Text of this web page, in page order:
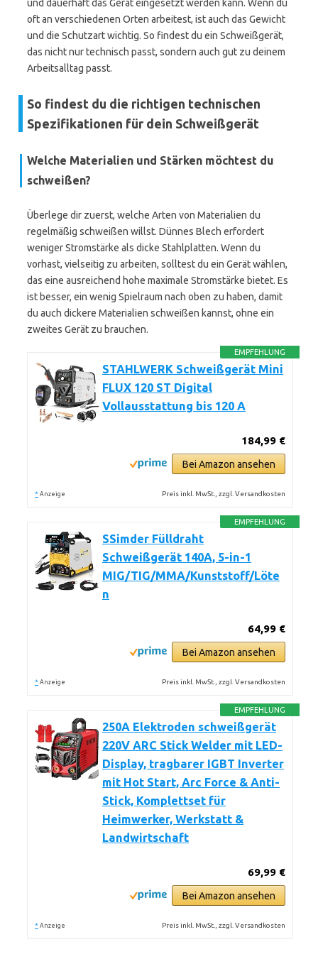
und dauerhaft das Gerät eingesetzt werden kann. Wenn du
oft an verschiedenen Orten arbeitest, ist auch das Gewicht
und die Schutzart wichtig. So findest du ein Schweißgerät,
das nicht nur technisch passt, sondern auch gut zu deinem
Arbeitsalltag passt.
So findest du die richtigen technischen
Spezifikationen für dein Schweißgerät
Welche Materialien und Stärken möchtest du
schweißen?
Überlege dir zuerst, welche Arten von Materialien du
regelmäßig schweißen willst. Dünnes Blech erfordert
weniger Stromstärke als dicke Stahlplatten. Wenn du
vorhast, vielseitig zu arbeiten, solltest du ein Gerät wählen,
das eine ausreichend hohe maximale Stromstärke bietet. Es
ist besser, ein wenig Spielraum nach oben zu haben, damit
du auch dickere Materialien schweißen kannst, ohne ein
zweites Gerät zu brauchen.
EMPFEHLUNG
STAHLWERK Schweißgerät Mini
FLUX 120 ST Digital
Vollausstattung bis 120 A
184,99 €
Bei Amazon ansehen
* Anzeige Preis inkl. MwSt., zzgl. Versandkosten
EMPFEHLUNG
SSimder Fülldraht
Schweißgerät 140A, 5-in-1
MIG/TIG/MMA/Kunststoff/Löte
n
64,99 €
Bei Amazon ansehen
* Anzeige Preis inkl. MwSt., zzgl. Versandkosten
EMPFEHLUNG
250A Elektroden schweißgerät
220V ARC Stick Welder mit LED-
Display, tragbarer IGBT Inverter
mit Hot Start, Arc Force & Anti-
Stick, Komplettset für
Heimwerker, Werkstatt &
Landwirtschaft
69,99 €
Bei Amazon ansehen
* Anzeige Preis inkl. MwSt., zzgl. Versandkosten